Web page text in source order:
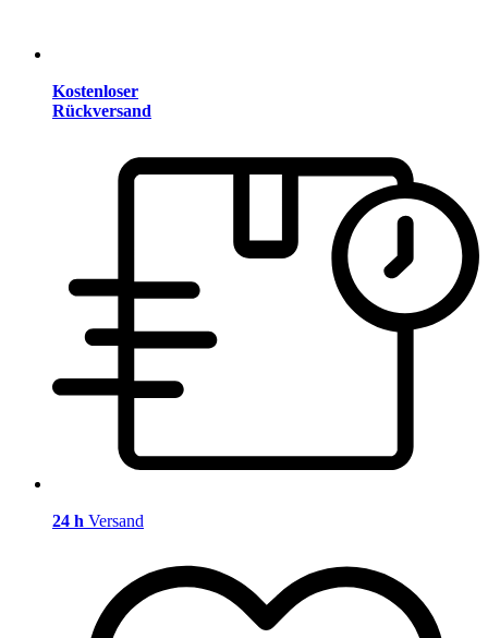
Kostenloser
Rückversand
24 h Versand